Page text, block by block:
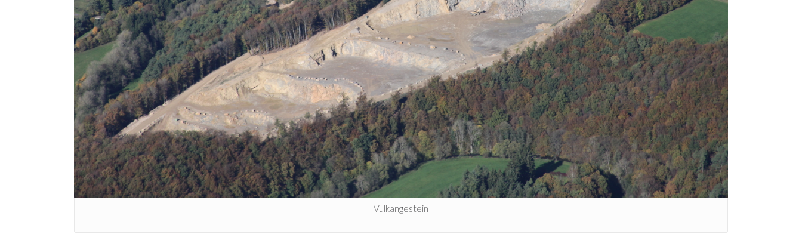
Vulkangestein